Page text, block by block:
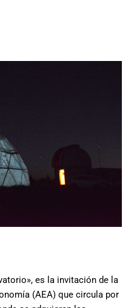
es la invitación de la
(AEA) que circula por